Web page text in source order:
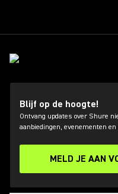
Blijf op de hoogte!
Ontvang updates over Shure
aanbiedingen, evenementen en
MELD JE AAN